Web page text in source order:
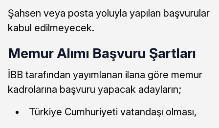
Şahsen veya posta yoluyla yapılan başvurular
kabul edilmeyecek.
Memur Alımı Başvuru Şartları
İBB tarafından yayımlanan ilana göre memur
kadrolarına başvuru yapacak adayların;
Türkiye Cumhuriyeti vatandaşı olması,